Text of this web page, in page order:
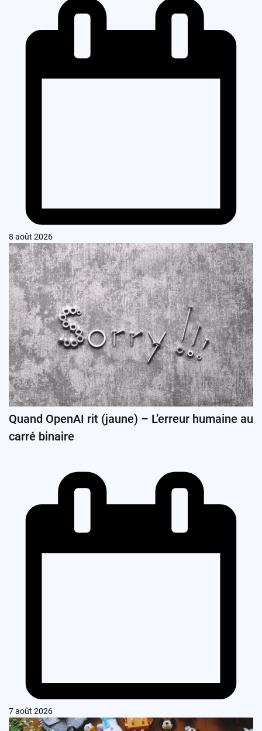
8 août 2026
Quand OpenAI rit (jaune) – L’erreur humaine au
carré binaire
7 août 2026